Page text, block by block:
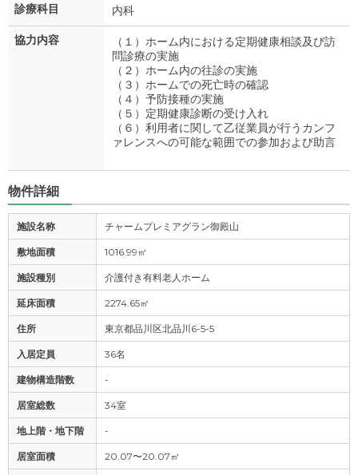
診療科目 内科
協力内容
（１）ホーム内における定期健康相談及び訪
問診療の実施
（２）ホーム内の往診の実施
（３）ホームでの死亡時の確認
（４）予防接種の実施
（５）定期健康診断の受け入れ
（６）利用者に関して乙従業員が行うカンフ
ァレンスへの可能な範囲での参加および助言
物件詳細
施設名称 チャームプレミアグラン御殿山
敷地面積 1016.99㎡
施設種別 介護付き有料老人ホーム
延床面積 2274.65㎡
住所 東京都品川区北品川6-5-5
入居定員 36名
建物構造階数 -
居室総数 34室
地上階・地下階 -
居室面積 20.07〜20.07㎡